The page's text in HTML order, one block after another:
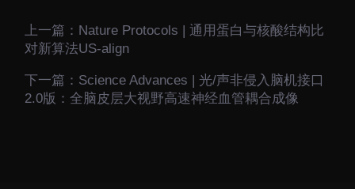
上一篇： Nature Protocols | 通用蛋白与核酸结构比
对新算法US-align
下一篇： Science Advances | 光/声非侵入脑机接口
2.0版：全脑皮层大视野高速神经血管耦合成像